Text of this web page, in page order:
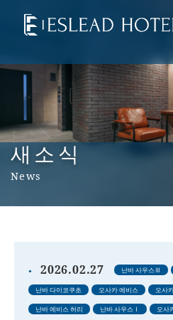
새소식
News
2026.02.27 난바 사우스Ⅲ
난바 다이코쿠초 오사카 에비스 오사
난바 에비스 허리 난바 사우스Ⅰ 오사